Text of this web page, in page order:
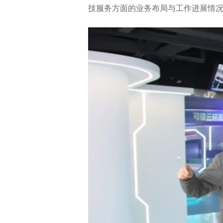
技服务方面的业务布局与工作进展情